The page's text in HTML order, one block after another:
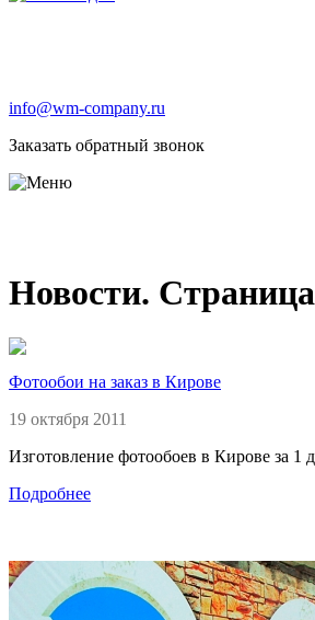
info@wm-company.ru
Заказать обратный звонок
Новости.
Фотообои на заказ в Кирове
19 октября 2011
Изготовление фотообоев в Кирове за 1
Подробнее